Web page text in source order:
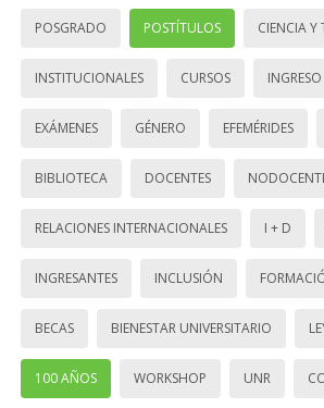
POSGRADO POSTÍTULOS CIENCIA Y
INSTITUCIONALES CURSOS INGRESO
EXÁMENES GÉNERO EFEMÉRIDES
BIBLIOTECA DOCENTES
RELACIONES INTERNACIONALES I + D
INGRESANTES INCLUSIÓN
BECAS BIENESTAR UNIVERSITARIO
100 AÑOS WORKSHOP UNR